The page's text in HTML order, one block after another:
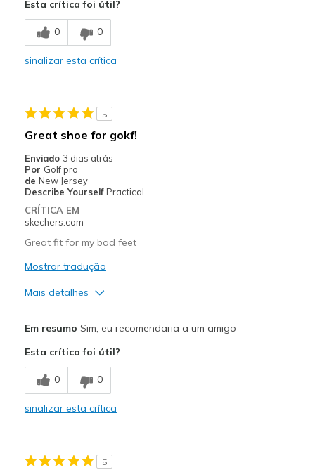
Durable
Width
Feels true to width
Sizing
Feels true to size
Esta crítica foi útil?
0 0
sinalizar esta crítica
5
Great shoe for gokf!
Enviado 3 dias atrás
Por Golf pro
de New Jersey
Describe Yourself Practical
CRÍTICA EM
skechers.com
Great fit for my bad feet
Mostrar tradução
Mais detalhes
Comfortable
Stylish
View On Shoes
Shoes are for Wearing
Em resumo Sim, eu recomendaria a um amigo
Esta crítica foi útil?
0 0
sinalizar esta crítica
5